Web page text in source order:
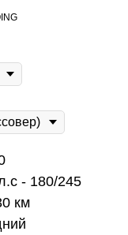
- 180/245
км